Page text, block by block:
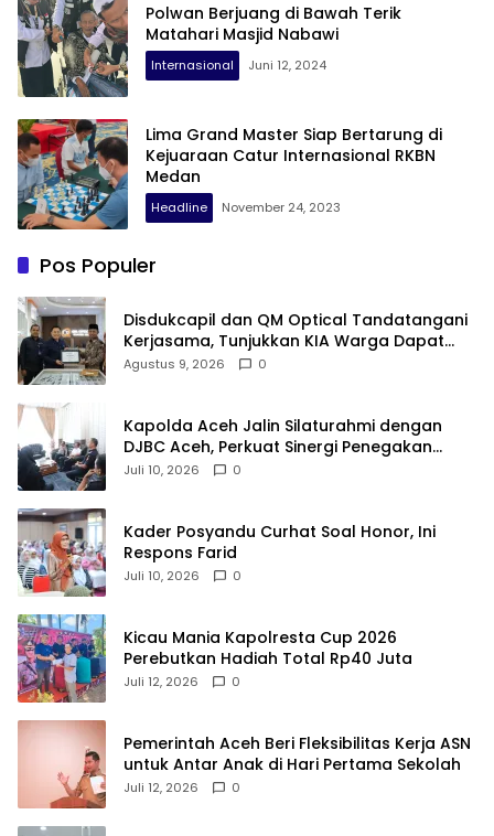
Polwan Berjuang di Bawah Terik
Matahari Masjid Nabawi
Internasional Juni 12, 2024
Lima Grand Master Siap Bertarung di
Kejuaraan Catur Internasional RKBN
Medan
Headline November 24, 2023
Pos Populer
Disdukcapil dan QM Optical Tandatangani
Kerjasama, Tunjukkan KIA Warga Dapat
Harga Istimewa
Agustus 9, 2026 0
Kapolda Aceh Jalin Silaturahmi dengan
DJBC Aceh, Perkuat Sinergi Penegakan
Hukum
Juli 10, 2026 0
Kader Posyandu Curhat Soal Honor, Ini
Respons Farid
Juli 10, 2026 0
Kicau Mania Kapolresta Cup 2026
Perebutkan Hadiah Total Rp40 Juta
Juli 12, 2026 0
Pemerintah Aceh Beri Fleksibilitas Kerja ASN
untuk Antar Anak di Hari Pertama Sekolah
Juli 12, 2026 0